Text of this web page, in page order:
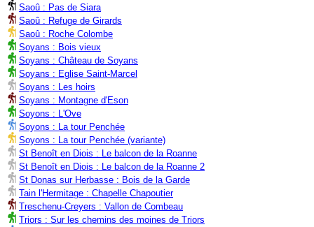
Saoû : Pas de Siara
Saoû : Refuge de Girards
Saoû : Roche Colombe
Soyans : Bois vieux
Soyans : Château de Soyans
Soyans : Eglise Saint-Marcel
Soyans : Les hoirs
Soyans : Montagne d'Eson
Soyons : L'Ove
Soyons : La tour Penchée
Soyons : La tour Penchée (variante)
St Benoît en Diois : Le balcon de la Roanne
St Benoît en Diois : Le balcon de la Roanne 2
St Donas sur Herbasse : Bois de la Garde
Tain l'Hermitage : Chapelle Chapoutier
Treschenu-Creyers : Vallon de Combeau
Triors : Sur les chemins des moines de Triors